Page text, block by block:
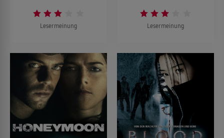
Lesermeinung Lesermeinung